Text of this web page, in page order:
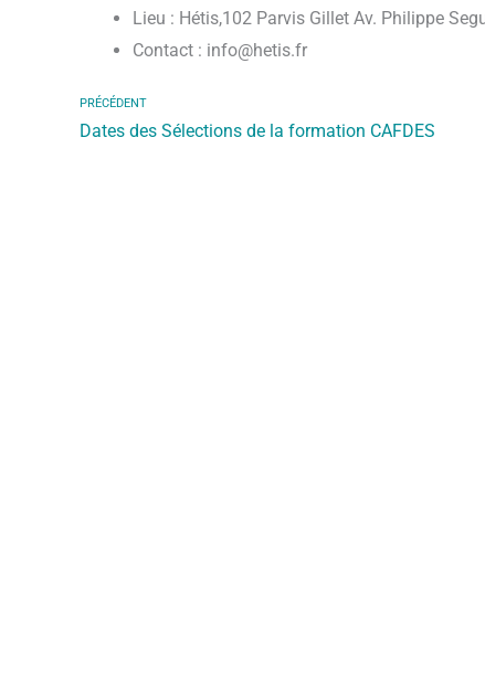
Lieu : Hétis,102 Parvis Gillet Av. Philippe
Contact : info@hetis.fr
PRÉCÉDENT
Dates des Sélections de la formation CAFDES